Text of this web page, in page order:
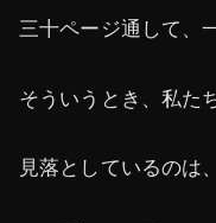
三十ページ通して、
そういうとき、私た
見落としているのは